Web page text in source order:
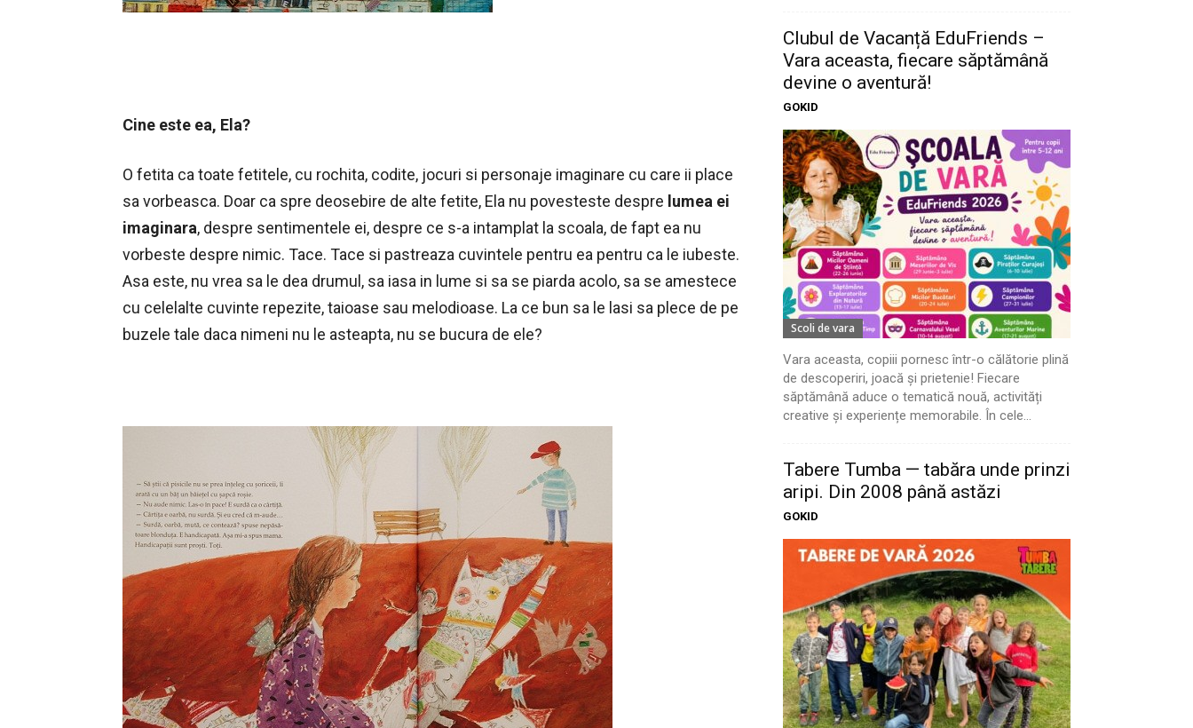
Cine este ea, Ela?
O fetita ca toate fetitele, cu rochita, codite, jocuri si personaje imaginare cu care ii place
sa vorbeasca. Doar ca spre deosebire de alte fetite, Ela nu povesteste despre lumea ei
imaginara, despre sentimentele ei, despre ce s-a intamplat la scoala, de fapt ea nu
vorbeste despre nimic. Tace. Tace si pastreaza cuvintele pentru ea pentru ca le iubeste.
Asa este, nu vrea sa le dea drumul, sa iasa in lume si sa se piarda acolo, sa se amestece
cu celelalte cuvinte repezite, taioase sau melodioase. La ce bun sa le lasi sa plece de pe
buzele tale daca nimeni nu le asteapta, nu se bucura de ele?
Clubul de Vacanță EduFriends –
Vara aceasta, fiecare săptămână
devine o aventură!
GOKID
Scoli de vara
Vara aceasta, copiii pornesc într-o călătorie plină
de descoperiri, joacă și prietenie! Fiecare
săptămână aduce o tematică nouă, activități
creative și experiențe memorabile. În cele...
Tabere Tumba — tabăra unde prinzi
aripi. Din 2008 până astăzi
GOKID